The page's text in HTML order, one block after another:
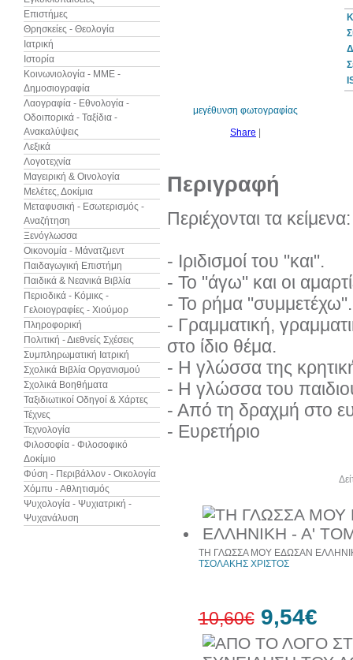
Επιστήμες
Θρησκείες - Θεολογία
Ιατρική
Ιστορία
Κοινωνιολογία - ΜΜΕ -
Δημοσιογραφία
Λαογραφία - Εθνολογία -
Οδοιπορικά - Ταξίδια -
Ανακαλύψεις
Λεξικά
Λογοτεχνία
Μαγειρική & Οινολογία
Μελέτες, Δοκίμια
Μεταφυσική - Εσωτερισμός -
Αναζήτηση
Ξενόγλωσσα
Οικονομία - Μάνατζμεντ
Παιδαγωγική Επιστήμη
Παιδικά & Νεανικά Βιβλία
Περιοδικά - Κόμικς -
Γελοιογραφίες - Χιούμορ
Πληροφορική
Πολιτική - Διεθνείς Σχέσεις
Συμπληρωματική Ιατρική
Σχολικά Βιβλία Οργανισμού
Σχολικά Βοηθήματα
Ταξιδιωτικοί Οδηγοί & Χάρτες
Τέχνες
Τεχνολογία
Φιλοσοφία - Φιλοσοφικό
Δοκίμιο
Φύση - Περιβάλλον - Οικολογία
Χόμπυ - Αθλητισμός
Ψυχολογία - Ψυχιατρική -
Ψυχανάλυση
μεγέθυνση φωτογραφίας
Share
Περιγραφή
Περιέχονται τα κείμενα:
- Ιριδισμοί του "και".
- Το "άγω" και οι
- Το ρήμα "συμμετέχω".
- Γραμματική,
στο ίδιο θέμα.
- Η γλώσσα της
- Η γλώσσα του
- Από τη δραχμή στο
- Ευρετήριο
ΤΗ ΓΛΩΣΣΑ ΜΟΥ ΕΔΩΣΑΝ
ΤΣΟΛΑΚΗΣ ΧΡΙΣΤΟΣ
10,60€ 9,54€